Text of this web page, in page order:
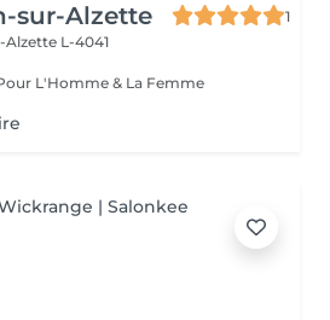
sur-Alzette
1
Alzette L-4041
& Bien-être Pour L'Homme & La Femme